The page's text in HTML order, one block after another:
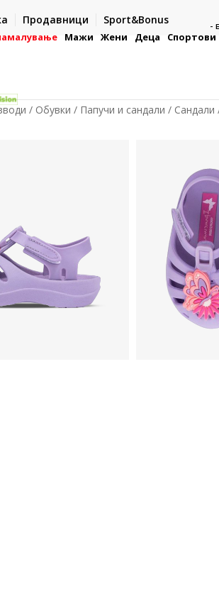
Продавници Sport&Bonus
во готово или со електронска платежна
-
Мажи Жени Деца Спортови
Обувки Папучи и сандали Сандали